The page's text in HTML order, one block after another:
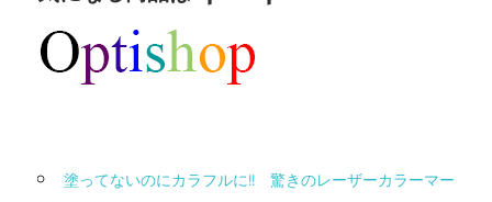
塗ってないのにカラフルに!! 驚きのレーザーカラーマー